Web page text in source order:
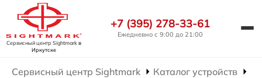
Сервисный центр Sightmarkв
Иркутске
+7 (395) 278-33-61
Ежедневно с 9:00 до 21:00
Сервисный центр Sightmark Каталог устройств